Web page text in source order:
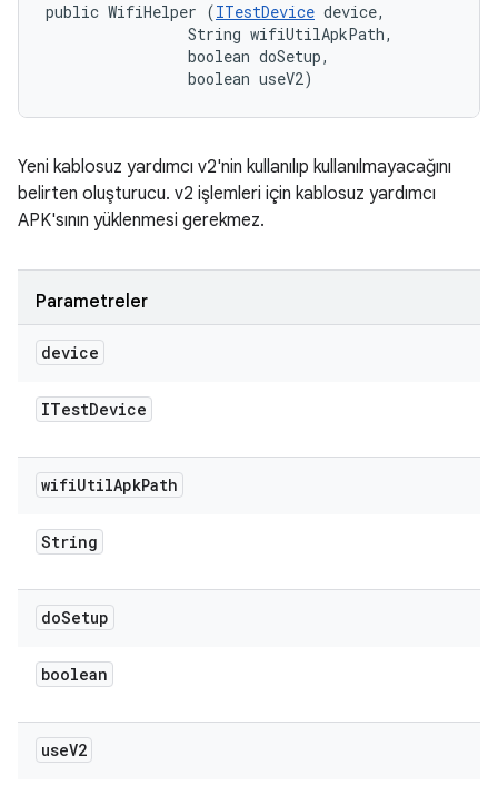
public WifiHelper (ITestDevice device,
                String wifiUtilApkPath,
                boolean doSetup,
                boolean useV2)
Yeni kablosuz yardımcı v2'nin kullanılıp kullanılmayacağını
belirten oluşturucu. v2 işlemleri için kablosuz yardımcı
APK'sının yüklenmesi gerekmez.
Parametreler
device
ITestDevice
wifiUtilApkPath
String
doSetup
boolean
useV2